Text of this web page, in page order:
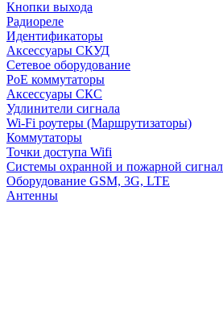
Кнопки выхода
Радиореле
Идентификаторы
Аксессуары СКУД
Сетевое оборудование
PoE коммутаторы
Аксессуары СКС
Удлинители сигнала
Wi-Fi роутеры (Маршрутизаторы)
Коммутаторы
Точки доступа Wifi
Системы охранной и пожарной
Оборудование GSM, 3G, LTE
Антенны